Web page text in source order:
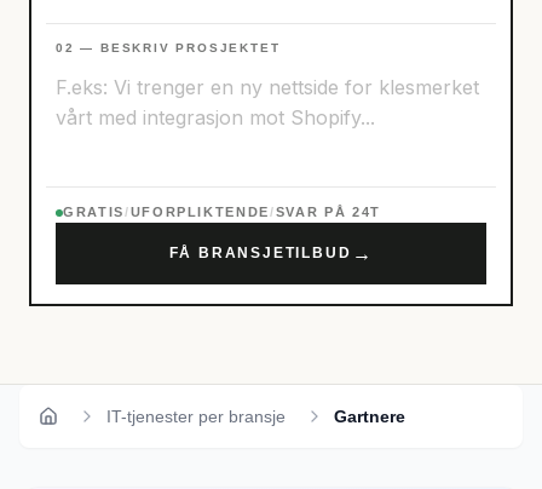
02 — BESKRIV PROSJEKTET
GRATIS/UFORPLIKTENDE/SVAR PÅ 24T
FÅ BRANSJETILBUD →
Hjem IT-tjenester per bransje Gartnere